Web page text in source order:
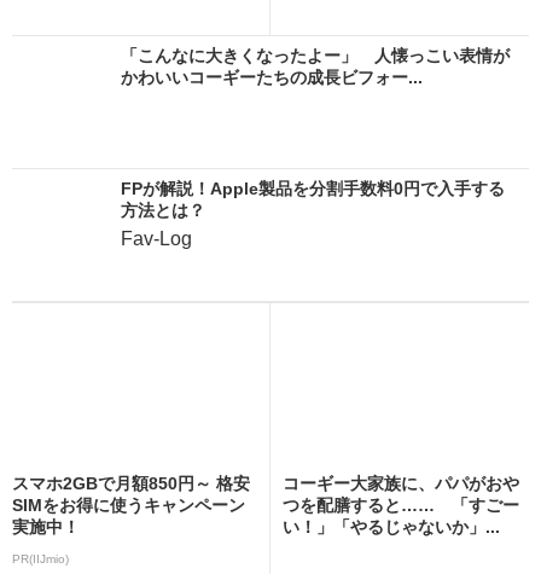
「こんなに大きくなったよー」 人懐っこい表情が
かわいいコーギーたちの成長ビフォー...
FPが解説！Apple製品を分割手数料0円で入手する
方法とは？
Fav-Log
スマホ2GBで月額850円～ 格安
SIMをお得に使うキャンペーン
実施中！
PR(IIJmio)
コーギー大家族に、パパがおや
つを配膳すると…… 「すごー
い！」「やるじゃないか」...